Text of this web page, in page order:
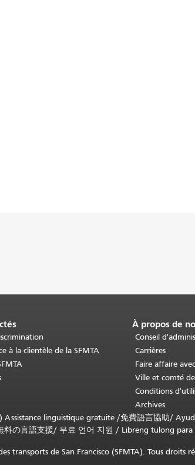
à la clientèle de la SFMTA
À propos de
Conseil
Carrières
Faire affaire
Ville et comté
Conditions
Archives
Assistance linguistique gratuite /免費語言協助/
料の言語支援/ 무료 언어 지원 / Libreng tulong para
transports de San Francisco (SFMTA). Tous droits